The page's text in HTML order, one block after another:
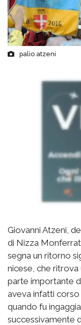
palio atzeni
Giovanni Atzeni,
di Nizza
segna un ritorno
nicese, che ritrova
parte importante
aveva infatti corso
quando fu
successivamente